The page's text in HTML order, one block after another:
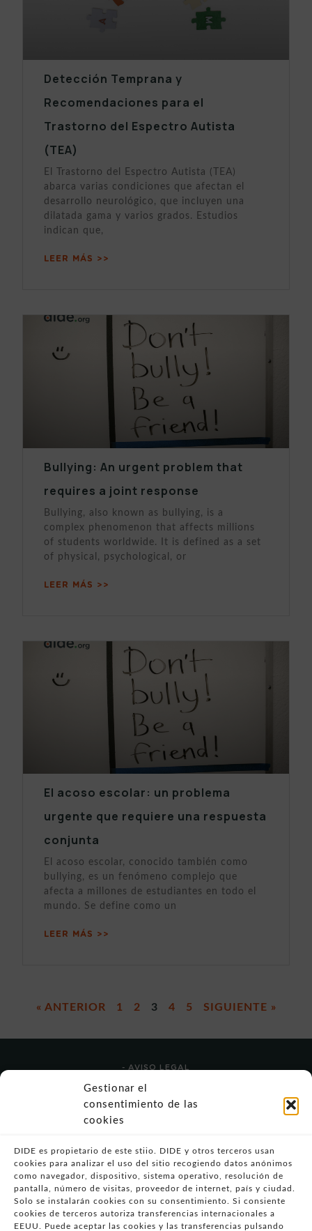
Gestionar el
consentimiento de las
cookies
DIDE es propietario de este stiio. DIDE y otros terceros usan
cookies para analizar el uso del sitio recogiendo datos anónimos
como navegador, dispositivo, sistema operativo, resolución de
pantalla, número de visitas, proveedor de internet, país y ciudad.
Solo se instalarán cookies con su consentimiento. Si consiente
cookies de terceros autoriza transferencias internacionales a
EEUU. Puede aceptar las cookies y las transferencias pulsando
Detección Temprana y
Recomendaciones para el
Trastorno del Espectro Autista
(TEA)
El Trastorno del Espectro Autista (TEA)
abarca varias condiciones que afectan el
desarrollo neurológico, que incluyen una
dilatada gama y varios grados. Estudios
indican que,
LEER MÁS >>
Bullying: An urgent problem that
requires a joint response
Bullying, also known as bullying, is a
complex phenomenon that affects millions
of students worldwide. It is defined as a set
of physical, psychological, or
LEER MÁS >>
El acoso escolar: un problema
urgente que requiere una respuesta
conjunta
El acoso escolar, conocido también como
bullying, es un fenómeno complejo que
afecta a millones de estudiantes en todo el
mundo. Se define como un
LEER MÁS >>
« ANTERIOR 1 2 3 4 5 SIGUIENTE »
- AVISO LEGAL
- POLÍTICA DE USO
- POLÍTICA DE PRIVACIDAD
- POLÍTICA DE COOKIES (UE)
VULNERABILIDADES
- CONDICIONES PARTICULARES DE COMPRA
- GUÍA DE COMPRA
- GUÍA DE PRIVACIDAD
- DESISTIMIENTO